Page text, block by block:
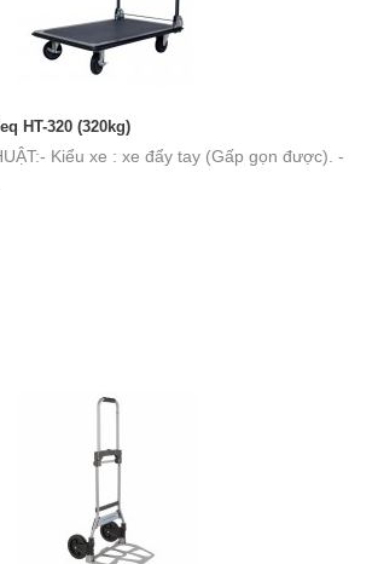
HT-320 (320kg)
- Kiểu xe : xe đẩy tay (Gấp gọn được). -